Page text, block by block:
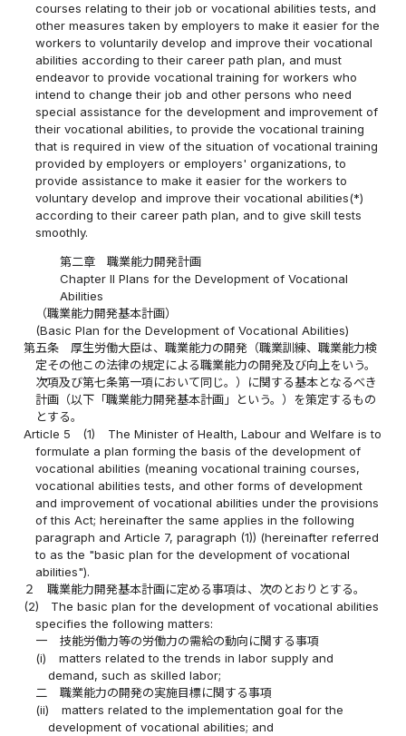
courses relating to their job or vocational abilities tests, and
other measures taken by employers to make it easier for the
workers to voluntarily develop and improve their vocational
abilities according to their career path plan, and must
endeavor to provide vocational training for workers who
intend to change their job and other persons who need
special assistance for the development and improvement of
their vocational abilities, to provide the vocational training
that is required in view of the situation of vocational training
provided by employers or employers' organizations, to
provide assistance to make it easier for the workers to
voluntary develop and improve their vocational abilities(*)
according to their career path plan, and to give skill tests
smoothly.
第二章 職業能力開発計画
Chapter II Plans for the Development of Vocational
Abilities
（職業能力開発基本計画）
(Basic Plan for the Development of Vocational Abilities)
第五条
厚生労働大臣は、職業能力の開発（職業訓練、職業能力検
定その他この法律の規定による職業能力の開発及び向上をいう。
次項及び第七条第一項において同じ。）に関する基本となるべき
計画（以下「職業能力開発基本計画」という。）を策定するもの
とする。
Article 5
(1)
The Minister of Health, Labour and Welfare is to
formulate a plan forming the basis of the development of
vocational abilities (meaning vocational training courses,
vocational abilities tests, and other forms of development
and improvement of vocational abilities under the provisions
of this Act; hereinafter the same applies in the following
paragraph and Article 7, paragraph (1)) (hereinafter referred
to as the "basic plan for the development of vocational
abilities").
２
職業能力開発基本計画に定める事項は、次のとおりとする。
(2)
The basic plan for the development of vocational abilities
specifies the following matters:
一
技能労働力等の労働力の需給の動向に関する事項
(i)
matters related to the trends in labor supply and
demand, such as skilled labor;
二
職業能力の開発の実施目標に関する事項
(ii)
matters related to the implementation goal for the
development of vocational abilities; and